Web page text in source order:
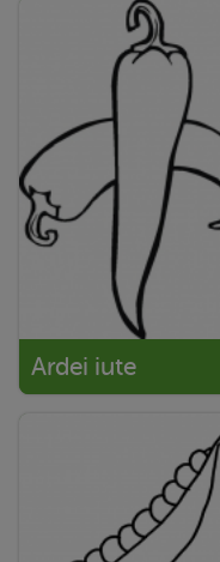
Ardei iute